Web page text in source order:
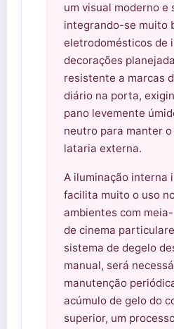
um visual moderno e
integrando-se muito
eletrodomésticos de
decorações
resistente a marcas
diário na porta,
pano levemente
neutro para manter
lataria externa.
A iluminação interna
facilita muito o uso
ambientes com
de cinema
sistema de degelo
manual, será
manutenção
acúmulo de gelo do
superior, um